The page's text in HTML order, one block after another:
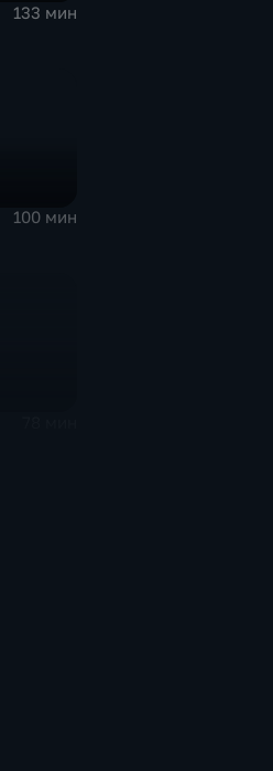
133 мин
100 мин